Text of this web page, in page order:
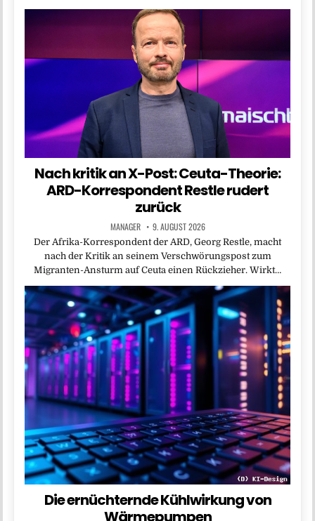
Nach kritik an X-Post: Ceuta-Theorie:
ARD-Korrespondent Restle rudert
zurück
MANAGER 9. AUGUST 2026
Der Afrika-Korrespondent der ARD, Georg Restle, macht
nach der Kritik an seinem Verschwörungspost zum
Migranten-Ansturm auf Ceuta einen Rückzieher. Wirkt…
Die ernüchternde Kühlwirkung von
Wärmepumpen